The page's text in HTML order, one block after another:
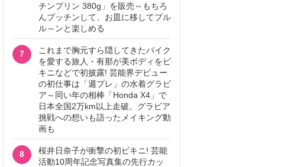
チンプリン 380g」を販売～もちろ
んプッチンして、お皿に移してプル
ル～ンと楽しめる
7
これまで胸元すら隠してきたバイク
を愛する旅人・有那が美ボディをビ
キニなどで初披露! 芸能界デビュー
の初仕事は「週プレ」の水着グラビ
ア～同い年の相棒「Honda X4」で
日本全国2万km以上走破。グラビア
挑戦への想いも語ったメイキング動
画も
8
桜井日奈子が衝撃の初ビキニ! 芸能
活動10周年記念写真集の先行カッ